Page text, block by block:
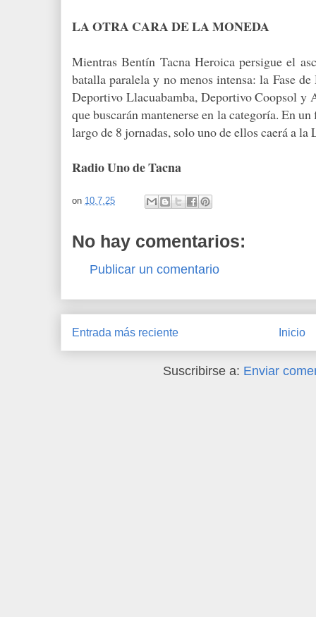
LA OTRA CARA DE LA MONEDA
Mientras Bentín Tacna Heroica persigue el
batalla paralela y no menos intensa: la Fase
Deportivo Llacuabamba, Deportivo Coopsol y
que buscarán mantenerse en la categoría. En
largo de 8 jornadas, solo uno de ellos caerá a la
Radio Uno de Tacna
on 10.7.25
No hay comentarios:
Publicar un comentario
Entrada más reciente Inicio
Suscribirse a: Enviar